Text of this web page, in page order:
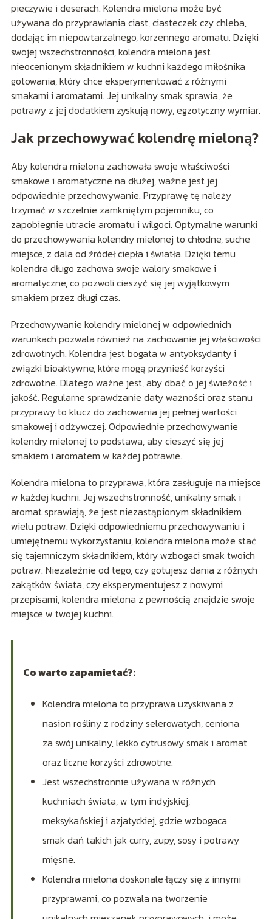
pieczywie i deserach. Kolendra mielona może być
używana do przyprawiania ciast, ciasteczek czy chleba,
dodając im niepowtarzalnego, korzennego aromatu. Dzięki
swojej wszechstronności, kolendra mielona jest
nieocenionym składnikiem w kuchni każdego miłośnika
gotowania, który chce eksperymentować z różnymi
smakami i aromatami. Jej unikalny smak sprawia, że
potrawy z jej dodatkiem zyskują nowy, egzotyczny wymiar.
Jak przechowywać kolendrę mieloną?
Aby kolendra mielona zachowała swoje właściwości
smakowe i aromatyczne na dłużej, ważne jest jej
odpowiednie przechowywanie. Przyprawę tę należy
trzymać w szczelnie zamkniętym pojemniku, co
zapobiegnie utracie aromatu i wilgoci. Optymalne warunki
do przechowywania kolendry mielonej to chłodne, suche
miejsce, z dala od źródeł ciepła i światła. Dzięki temu
kolendra długo zachowa swoje walory smakowe i
aromatyczne, co pozwoli cieszyć się jej wyjątkowym
smakiem przez długi czas.
Przechowywanie kolendry mielonej w odpowiednich
warunkach pozwala również na zachowanie jej właściwości
zdrowotnych. Kolendra jest bogata w antyoksydanty i
związki bioaktywne, które mogą przynieść korzyści
zdrowotne. Dlatego ważne jest, aby dbać o jej świeżość i
jakość. Regularne sprawdzanie daty ważności oraz stanu
przyprawy to klucz do zachowania jej pełnej wartości
smakowej i odżywczej. Odpowiednie przechowywanie
kolendry mielonej to podstawa, aby cieszyć się jej
smakiem i aromatem w każdej potrawie.
Kolendra mielona to przyprawa, która zasługuje na miejsce
w każdej kuchni. Jej wszechstronność, unikalny smak i
aromat sprawiają, że jest niezastąpionym składnikiem
wielu potraw. Dzięki odpowiedniemu przechowywaniu i
umiejętnemu wykorzystaniu, kolendra mielona może stać
się tajemniczym składnikiem, który wzbogaci smak twoich
potraw. Niezależnie od tego, czy gotujesz dania z różnych
zakątków świata, czy eksperymentujesz z nowymi
przepisami, kolendra mielona z pewnością znajdzie swoje
miejsce w twojej kuchni.
Co warto zapamietać?:
Kolendra mielona to przyprawa uzyskiwana z
nasion rośliny z rodziny selerowatych, ceniona
za swój unikalny, lekko cytrusowy smak i aromat
oraz liczne korzyści zdrowotne.
Jest wszechstronnie używana w różnych
kuchniach świata, w tym indyjskiej,
meksykańskiej i azjatyckiej, gdzie wzbogaca
smak dań takich jak curry, zupy, sosy i potrawy
mięsne.
Kolendra mielona doskonale łączy się z innymi
przyprawami, co pozwala na tworzenie